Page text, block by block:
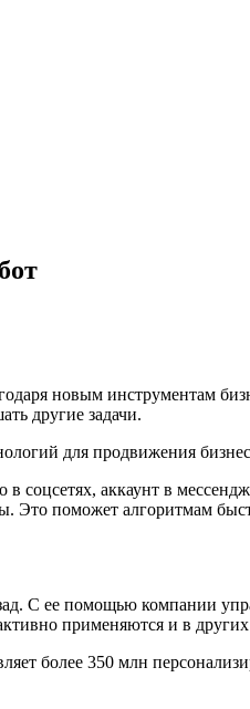
новым инструментам
другие задачи.
для продвижения
соцсетях, аккаунт в
поможет алгоритмам
С ее помощью компании
применяются и в
более 350 млн